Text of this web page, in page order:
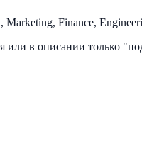
Marketing, Finance,
или в описании только